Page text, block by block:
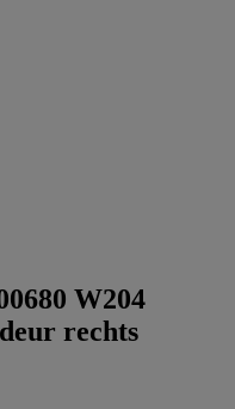
W204
rechts